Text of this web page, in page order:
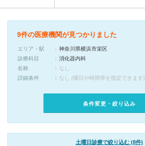
9件の医療機関が見つかりました
エリア・駅
神奈川県横浜市栄区
診療科目
消化器内科
名称
なし
詳細条件
なし (曜日や時間帯を指定できます)
条件変更・絞り込み
土曜日診療で絞り込む (8件)